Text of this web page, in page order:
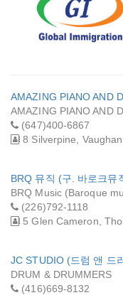
AMAZING PIANO AND
AMAZING PIANO AND
(647)400-6867
8 Silverpine,
BRQ 뮤직 (구. 바로크뮤
BRQ Music (Baroque
(226)792-1118
5 Glen Cameron,
JC STUDIO (드럼 앤 드
DRUM & DRUMMERS
(416)669-8132